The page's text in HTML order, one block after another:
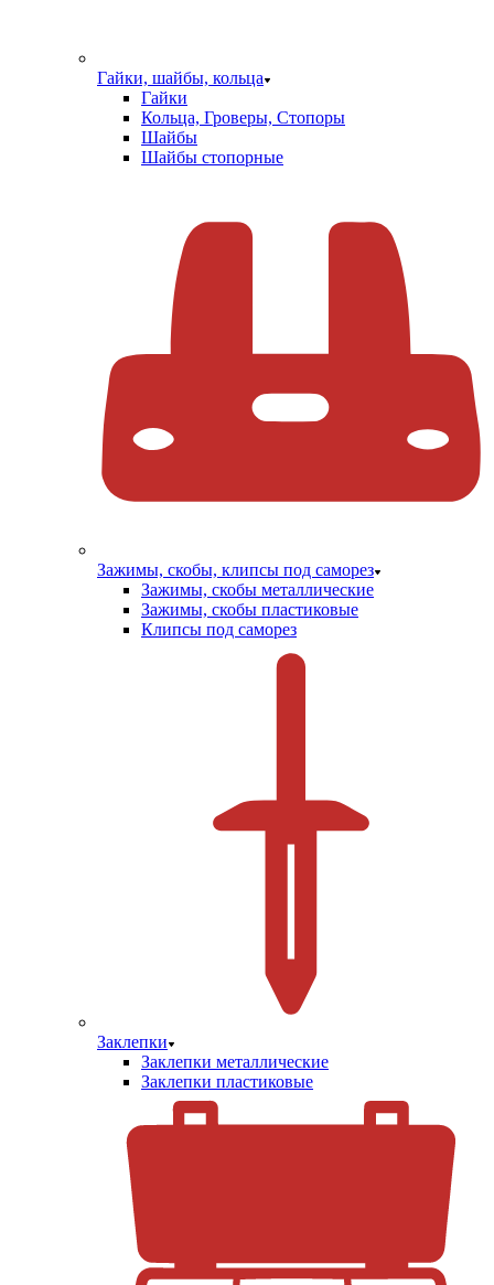
Гайки, шайбы, кольца
Гайки
Кольца, Гроверы, Стопоры
Шайбы
Шайбы стопорные
Зажимы, скобы, клипсы под саморез
Зажимы, скобы металлические
Зажимы, скобы пластиковые
Клипсы под саморез
Заклепки
Заклепки металлические
Заклепки пластиковые